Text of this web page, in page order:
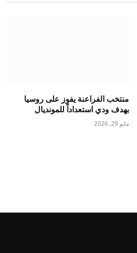
منتخب الفراعنة يفوز على روسيا
بهدف ودي استعداداً للمونديال
مايو 29, 2026